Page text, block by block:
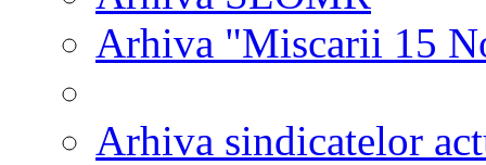
Arhiva "Miscarii 15
Arhiva sindicatelor